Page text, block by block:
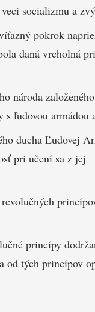
socializmu a
pokrok
daná vrcholná
národa
ľudovou armádou
ducha Ľudovej
pri učení sa z jej
princípy
od tých princípov